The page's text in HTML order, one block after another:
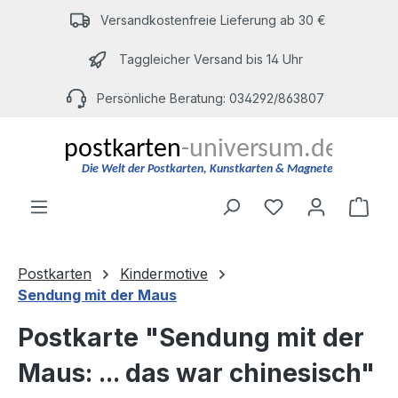
Zum Hauptinhalt springenVersandkostenfreie Lieferung ab 30 €
Taggleicher Versand bis 14 Uhr
Persönliche Beratung: 034292/863807
Du hast 0
Postkarten
Kindermotive
Sendung mit der Maus
Postkarte "Sendung mit der
Maus: ... das war chinesisch"